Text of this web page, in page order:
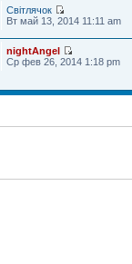
Світлячок
Вт май 13, 2014 11:11 am
nightAngel
Ср фев 26, 2014 1:18 pm